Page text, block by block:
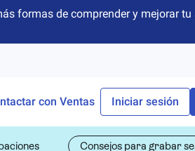
formas de comprender y mejorar
con Ventas Iniciar sesión
Consejos para grabar